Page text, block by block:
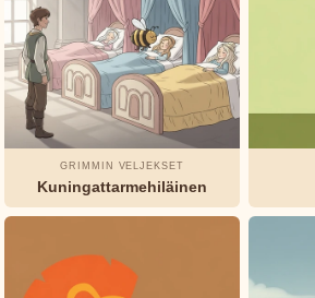
Selma
Lagerlöf
Tuhannen
ja yhden
tarinat
Watty
GRIMMIN VELJEKSET
Kuningattarmehiläinen